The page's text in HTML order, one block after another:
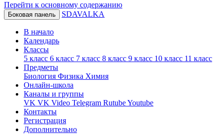
Перейти к основному содержанию
Боковая панель SDAVALKA
В начало
Календарь
Классы
5 класс 6 класс 7 класс 8 класс 9 класс 10 класс 11 класс
Предметы
Биология Физика Химия
Онлайн-школа
Каналы и группы
VK VK Video Telegram RutubeYoutube
Контакты
Регистрация
Дополнительно